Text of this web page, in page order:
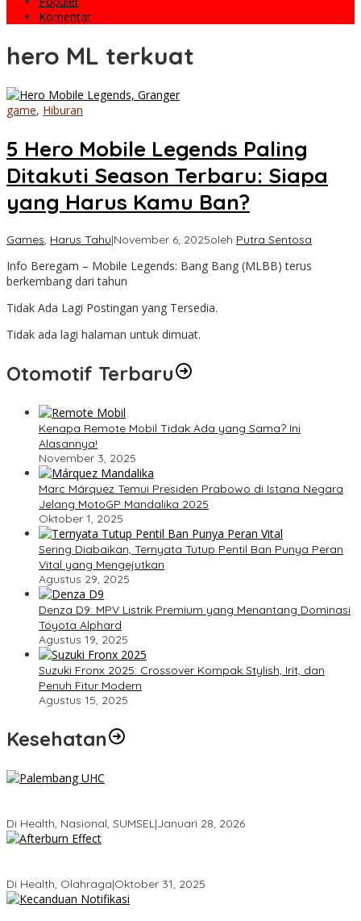
Komentar
hero ML terkuat
game, Hiburan
5 Hero Mobile Legends Paling
Ditakuti Season Terbaru: Siapa
yang Harus Kamu Ban?
Games, Harus Tahu|November 6, 2025oleh Putra Sentosa
Info Beregam – Mobile Legends: Bang Bang (MLBB) terus
berkembang dari tahun
Tidak Ada Lagi Postingan yang Tersedia.
Tidak ada lagi halaman untuk dimuat.
Otomotif Terbaru
Kenapa Remote Mobil Tidak Ada yang Sama? Ini
Alasannya!
November 3, 2025
Marc Márquez Temui Presiden Prabowo di Istana Negara
Jelang MotoGP Mandalika 2025
Oktober 1, 2025
Sering Diabaikan, Ternyata Tutup Pentil Ban Punya Peran
Vital yang Mengejutkan
Agustus 29, 2025
Denza D9: MPV Listrik Premium yang Menantang Dominasi
Toyota Alphard
Agustus 19, 2025
Suzuki Fronx 2025: Crossover Kompak Stylish, Irit, dan
Penuh Fitur Modern
Agustus 15, 2025
Kesehatan
Di Health, Nasional, SUMSEL|Januari 28, 2026
Di Health, Olahraga|Oktober 31, 2025